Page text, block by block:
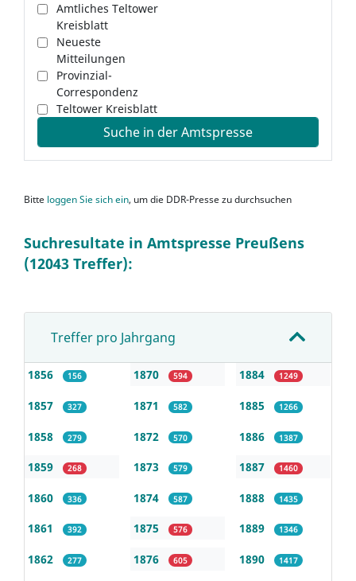
Amtliches Teltower
Kreisblatt
Neueste
Mitteilungen
Provinzial-
Correspondenz
Teltower Kreisblatt
Suche in der Amtspresse
Bitte loggen Sie sich ein, um die DDR-Presse zu durchsuchen
Suchresultate in Amtspresse Preußens
(12043 Treffer):
Treffer pro Jahrgang
1856 156
1857 327
1858 279
1859 268
1860 336
1861 392
1862 277
1870 594
1871 582
1872 570
1873 579
1874 587
1875 576
1876 605
1884 1249
1885 1266
1886 1387
1887 1460
1888 1435
1889 1346
1890 1417